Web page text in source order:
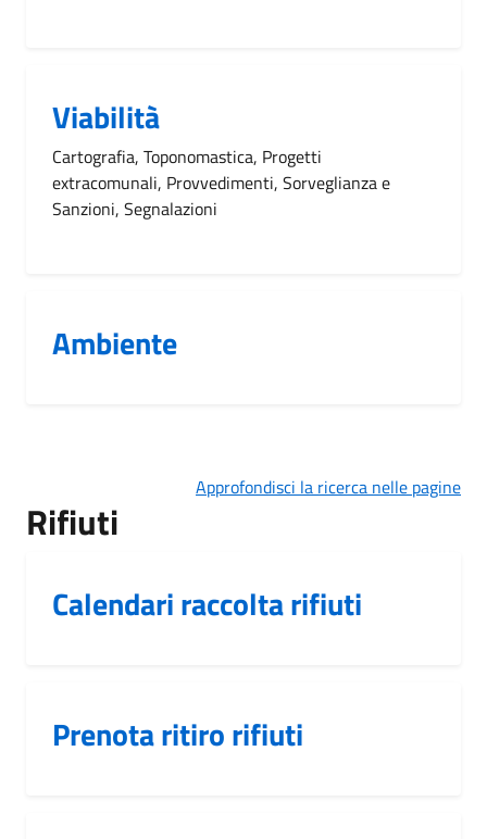
Viabilità
Cartografia, Toponomastica, Progetti
extracomunali, Provvedimenti, Sorveglianza e
Sanzioni, Segnalazioni
Ambiente
Approfondisci la ricerca nelle pagine
Rifiuti
Calendari raccolta rifiuti
Prenota ritiro rifiuti